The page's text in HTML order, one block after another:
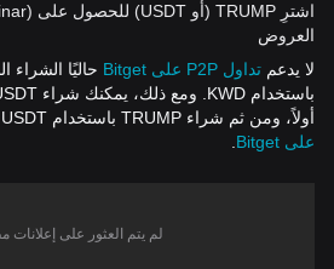
العروض
لا يدعم تداول P2P على Bitget
باستخدام KWD. ومع ذلك، يمكنك شراء USDT بـ
أولاً، ومن ثم شراء TRUMP باستخدام USDT عبر
على Bitget
لم يتم العثور على إعلانات